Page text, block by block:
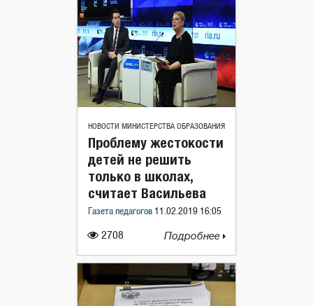
НОВОСТИ МИНИСТЕРСТВА ОБРАЗОВАНИЯ
2708
Проблему жестокости
детей не решить
только в школах,
считает Васильева
Газета педагогов 11.02.2019 16:05
Подробнее